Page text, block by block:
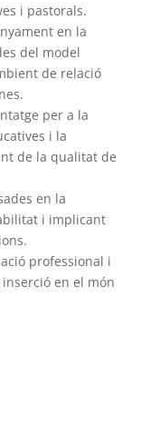
i pastorals.
en la
del model
de relació
per a la
i la
de la qualitat de
en la
i implicant
professional i
inserció en el món